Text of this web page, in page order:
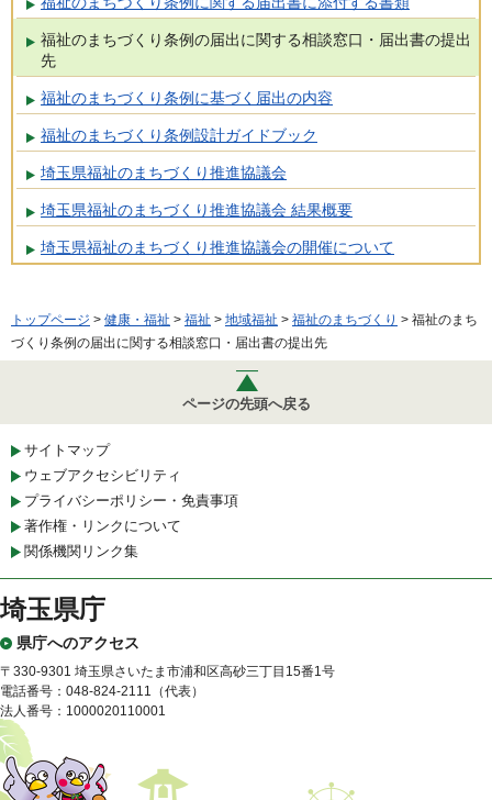
福祉のまちづくり条例の届出に関する相談窓口・届出書の提出
先
福祉のまちづくり条例に基づく届出の内容
福祉のまちづくり条例設計ガイドブック
埼玉県福祉のまちづくり推進協議会
埼玉県福祉のまちづくり推進協議会 結果概要
埼玉県福祉のまちづくり推進協議会の開催について
トップページ > 健康・福祉 > 福祉 > 地域福祉 > 福祉のまちづくり > 福祉のまち
づくり条例の届出に関する相談窓口・届出書の提出先
ページの先頭へ戻る
サイトマップ
ウェブアクセシビリティ
プライバシーポリシー・免責事項
著作権・リンクについて
関係機関リンク集
埼玉県庁
県庁へのアクセス
〒330-9301 埼玉県さいたま市浦和区高砂三丁目15番1号
電話番号：048-824-2111（代表）
法人番号：1000020110001